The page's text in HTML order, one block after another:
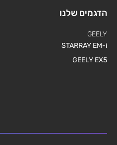
הדגמים שלנו
GEELY
STARRAY EM-i
GEELY EX5